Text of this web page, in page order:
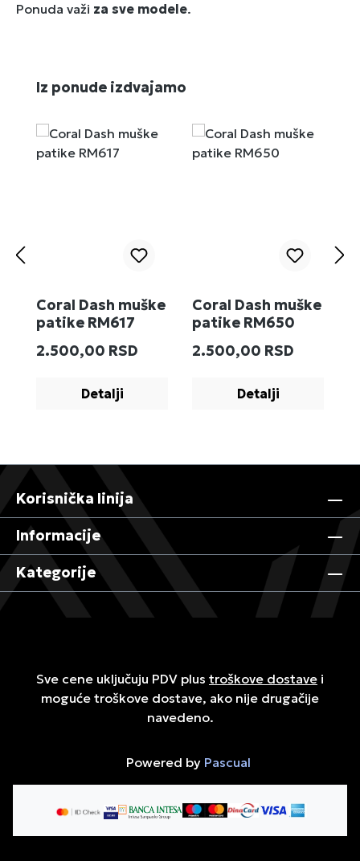
Ponuda važi za sve modele.
Preskoči galeriju proizvoda
Iz ponude izdvajamo
Coral Dash muške
patike RM617
Redovna cena:
2.500,00 RSD
Detalji
Coral Dash muške
patike RM650
Redovna cena:
2.500,00 RSD
Detalji
Korisnička linija
Informacije
Kategorije
Sve cene uključuju PDV plus troškove dostave i
moguće troškove dostave, ako nije drugačije
navedeno.
Powered by Pascual